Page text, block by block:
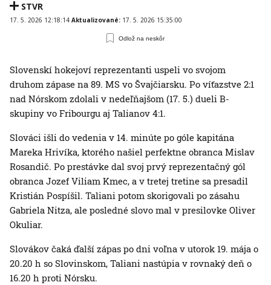
STVR
17. 5. 2026 12:18:14 Aktualizované: 17. 5. 2026 15:35:00
Odlož na neskôr
Slovenskí hokejoví reprezentanti uspeli vo svojom
druhom zápase na 89. MS vo Švajčiarsku. Po víťazstve 2:1
nad Nórskom zdolali v nedeľňajšom (17. 5.) dueli B-
skupiny vo Fribourgu aj Talianov 4:1.
Slováci išli do vedenia v 14. minúte po góle kapitána
Mareka Hrivíka, ktorého našiel perfektne obranca Mislav
Rosandič. Po prestávke dal svoj prvý reprezentačný gól
obranca Jozef Viliam Kmec, a v tretej tretine sa presadil
Kristián Pospíšil. Taliani potom skorigovali po zásahu
Gabriela Nitza, ale posledné slovo mal v presilovke Oliver
Okuliar.
Slovákov čaká ďalší zápas po dni voľna v utorok 19. mája o
20.20 h so Slovinskom, Taliani nastúpia v rovnaký deň o
16.20 h proti Nórsku.